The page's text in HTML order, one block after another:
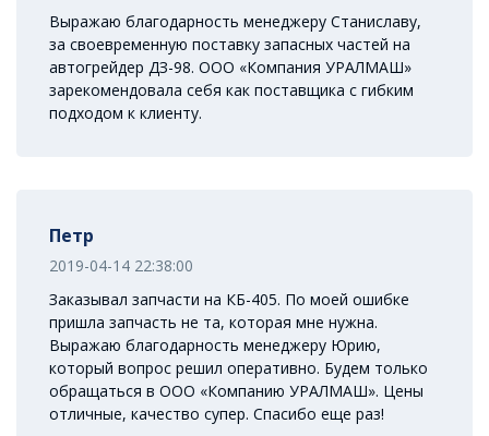
Выражаю благодарность менеджеру Станиславу,
за своевременную поставку запасных частей на
автогрейдер ДЗ-98. ООО «Компания УРАЛМАШ»
зарекомендовала себя как поставщика с гибким
подходом к клиенту.
Петр
2019-04-14 22:38:00
Заказывал запчасти на КБ-405. По моей ошибке
пришла запчасть не та, которая мне нужна.
Выражаю благодарность менеджеру Юрию,
который вопрос решил оперативно. Будем только
обращаться в ООО «Компанию УРАЛМАШ». Цены
отличные, качество супер. Спасибо еще раз!